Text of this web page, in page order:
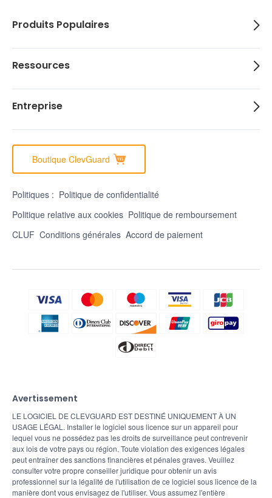
Produits Populaires
Ressources
Entreprise
Boutique ClevGuard
Politiques : Politique de confidentialité
Politique relative aux cookies Politique de remboursement
CLUF Conditions générales Accord de paiement
Avertissement
LE LOGICIEL DE CLEVGUARD EST DESTINÉ UNIQUEMENT À UN
USAGE LÉGAL. Installer le logiciel sous licence sur un appareil pour
lequel vous ne possédez pas les droits de surveillance peut contrevenir
aux lois de votre pays ou région. Toute violation des exigences légales
peut entraîner des sanctions financières et pénales graves. Veuillez
consulter votre propre conseiller juridique pour obtenir un avis
professionnel sur la légalité de l'utilisation de ce logiciel sous licence de la
manière dont vous envisagez de l'utiliser. Vous assumez l'entière